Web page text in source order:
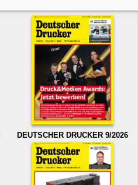
DEUTSCHER DRUCKER 9/2026